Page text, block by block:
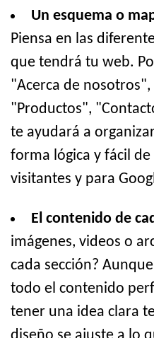
Un esquema o
Piensa en las
que tendrá tu web.
"Acerca de nosotros",
"Productos",
te ayudará a
forma lógica y fácil
visitantes y para
El contenido de
imágenes, videos o
cada sección?
todo el contenido
tener una idea clara